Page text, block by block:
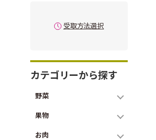
受取方法選択
カテゴリーから探す
野菜
果物
お肉